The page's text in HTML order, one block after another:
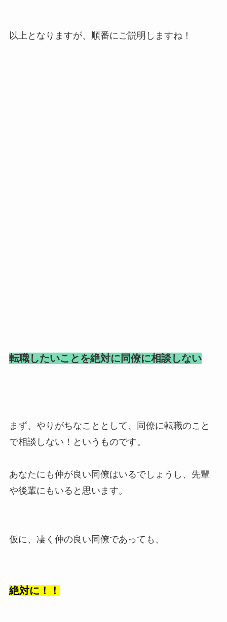
以上となりますが、順番にご説明しますね！
転職したいことを絶対に同僚に相談しない
まず、やりがちなこととして、同僚に転職のこと
で相談しない！というものです。
あなたにも仲が良い同僚はいるでしょうし、先輩
や後輩にもいると思います。
仮に、凄く仲の良い同僚であっても、
絶対に！！